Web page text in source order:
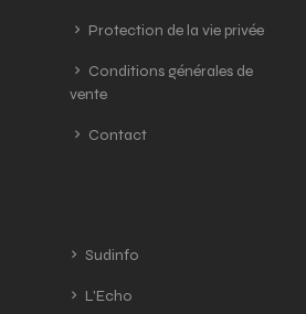
Protection de la vie privée
Conditions générales de
vente
Contact
Sudinfo
L'Echo